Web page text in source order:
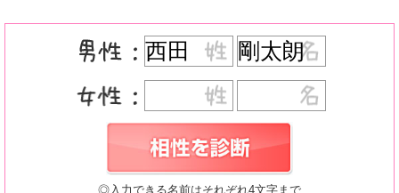
◎入力できる名前はそれぞれ4文字まで